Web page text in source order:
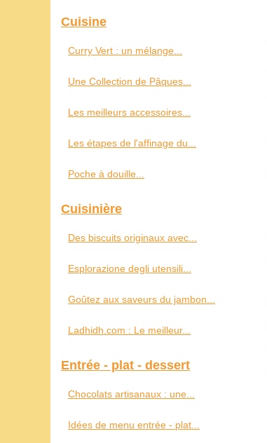
Cuisine
Curry Vert : un mélange...
Une Collection de Pâques...
Les meilleurs accessoires...
Les étapes de l'affinage du...
Poche à douille...
Cuisinière
Des biscuits originaux avec...
Esplorazione degli utensili...
Goûtez aux saveurs du jambon...
Ladhidh.com : Le meilleur...
Entrée - plat - dessert
Chocolats artisanaux : une...
Idées de menu entrée - plat...